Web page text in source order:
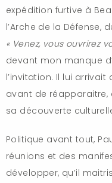
expédition furtive à
l’Arche de la Défense,
« Venez, vous ouvrirez
devant mon manque
l’invitation. Il lui
avant de réapparaitre,
sa découverte
Politique avant tout,
réunions et des
développer, qu’il